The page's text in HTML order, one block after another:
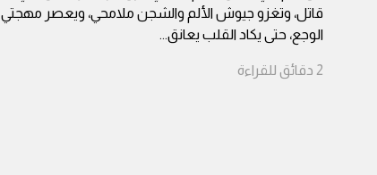
قاتل، وتغزو جيوش الألم والشجن ملامحي، ويعصر مهجتي
الوجع، حتى يكاد القلب يعانق...
2 دقائق للقراءة